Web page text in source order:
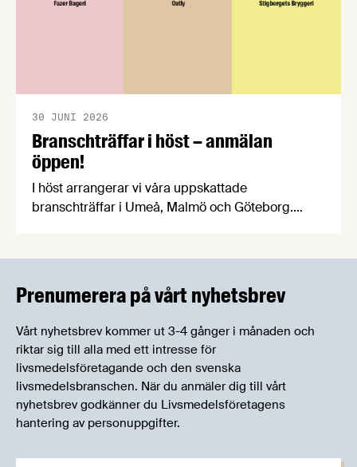
Branschträffar i höst – anmälan
öppen!
30 JUNI 2026
I höst arrangerar vi våra uppskattade
branschträffar i Umeå, Malmö och Göteborg.
kan träffa branschkollegor och utbyta
Prenumerera på vårt nyhetsbrev
Vårt nyhetsbrev kommer ut 3-4 gånger i månaden och
riktar sig till alla med ett intresse för
livsmedelsföretagande och den svenska
livsmedelsbranschen. När du anmäler dig till vårt
nyhetsbrev godkänner du Livsmedelsföretagens
hantering av personuppgifter.